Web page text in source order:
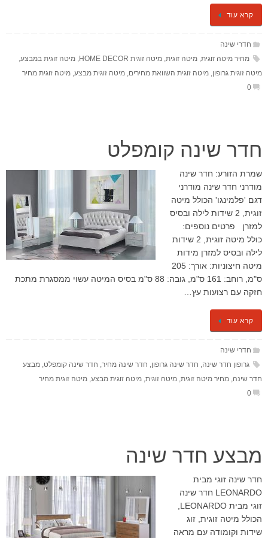
קרא עוד
חדרי שינה
מחיר מיטה זוגית, מיטה זוגית, מיטה זוגית HOME DECOR מיטה זוגית במבצע,
מיטה זוגית גרופון מיטה זוגית השוואת מחירים מיטה זוגית מבצע מיטה זוגית מחיר
0
חדר שינה קומפלט
שמרת הזורע: חדר שינה
מודרני חדר שינה מודרני
דגם 'פלמינגו' הכולל מיטה
זוגית, 2 שידות לילה ובסיס
למזרן פרטים נוספים:
כולל מיטה זוגית, 2 שידות
לילה ובסיס למזרן מידות
מיטה חיצוניות: אורך: 205
ס"מ, רוחב: 161 ס"מ, גובה: 88 ס"מ בסיס המיטה עשוי ממסגרת מתכת
חזקה עם רצועות עץ…
קרא עוד
חדרי שינה
גרופון חדר שינה, חדר שינה גרופון, חדר שינה מחיר, חדר שינה קומפלט, מבצע
חדר שינה, מחיר מיטה זוגית, מיטה זוגית, מיטה זוגית מבצע, מיטה זוגית מחיר
0
מבצע חדר שינה
חדר שינה זוגי מבית
LEONARDO חדר שינה
זוגי מבית LEONARDO,
הכולל מיטה זוגית, זוג
שידות וקומודה עם מראה